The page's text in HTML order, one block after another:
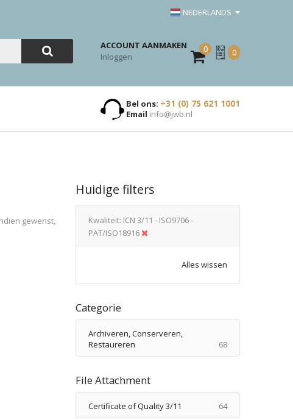
NEDERLANDS
ACCOUNT AANMAKEN
Inloggen
0
Mijn
Offerte
0
Bel ons: +31 (0) 75 621 1001
Email info@jwb.nl
gewenst,
Huidige filters
Kwaliteit ICN 3/11 - ISO9706 -
PAT/ISO18916
Alles wissen
Categorie
Archiveren, Conserveren,
Restaureren
68producten
File Attachment
Certificate of Quality 3/11 64producten